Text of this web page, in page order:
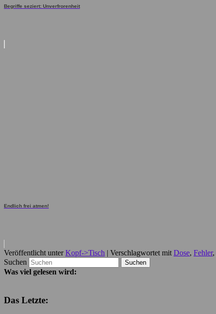
Begriffe seziert: Unverfrorenheit
Endlich frei atmen!
Veröffentlicht unter Kopf->Tisch | Verschlagwortet mit Dose, Fehler,
Suchen
Was viel gelesen wird:
Das Letzte: